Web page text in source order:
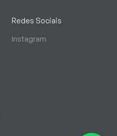
Redes Sociais
Instagram